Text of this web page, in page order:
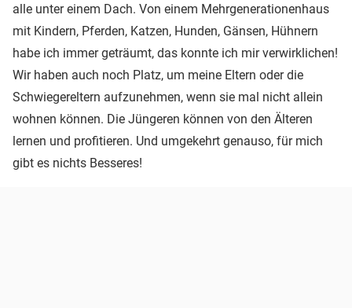
alle unter einem Dach. Von einem Mehrgenerationenhaus
mit Kindern, Pferden, Katzen, Hunden, Gänsen, Hühnern
habe ich immer geträumt, das konnte ich mir verwirklichen!
Wir haben auch noch Platz, um meine Eltern oder die
Schwiegereltern aufzunehmen, wenn sie mal nicht allein
wohnen können. Die Jüngeren können von den Älteren
lernen und profitieren. Und umgekehrt genauso, für mich
gibt es nichts Besseres!